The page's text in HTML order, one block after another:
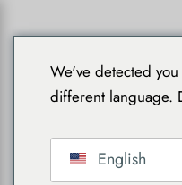
We've detected
different language.
English